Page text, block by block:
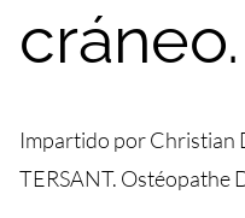
cráneo.
Impartido por Christian
TERSANT. Ostéopathe